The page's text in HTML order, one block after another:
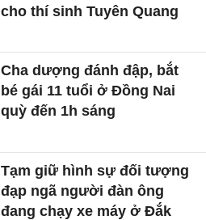
cho thí sinh Tuyên Quang
Cha dượng đánh đập, bắt
bé gái 11 tuổi ở Đồng Nai
quỳ đến 1h sáng
Tạm giữ hình sự đối tượng
đạp ngã người đàn ông
đang chạy xe máy ở Đắk